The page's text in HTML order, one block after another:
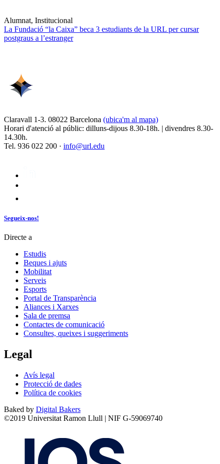
Alumnat, Institucional
La Fundació “la Caixa” beca 3 estudiants de la URL per cursar
postgraus a l’estranger
Claravall 1-3. 08022 Barcelona (ubica'm al mapa)
Horari d'atenció al públic: dilluns-dijous 8.30-18h. | divendres 8.30-
14.30h.
Tel. 936 022 200 · info@url.edu
Segueix-nos!
Directe a
Estudis
Beques i ajuts
Mobilitat
Serveis
Esports
Portal de Transparència
Aliances i Xarxes
Sala de premsa
Contactes de comunicació
Consultes, queixes i suggeriments
Legal
Avís legal
Protecció de dades
Política de cookies
Baked by Digital Bakers
©2019 Universitat Ramon Llull | NIF G-59069740